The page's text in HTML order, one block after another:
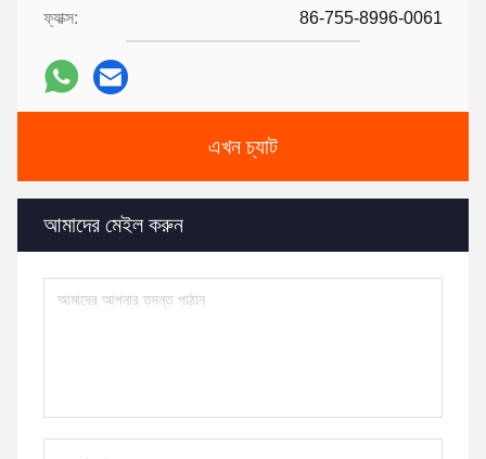
ফ্যাক্স: 86-755-8996-0061
এখন চ্যাট
আমাদের মেইল ​​করুন